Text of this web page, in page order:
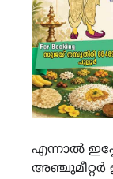
എന്നാൽ